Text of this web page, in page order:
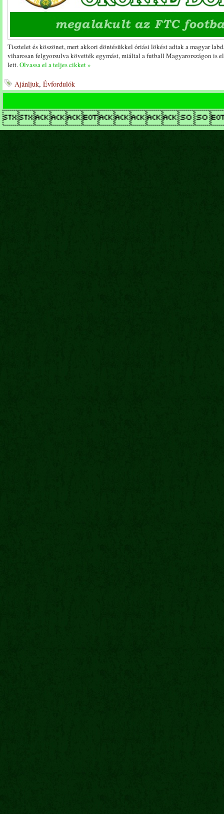
Tisztelet és köszönet, mert akkori döntésükkel óriási lökést adtak a magyar
viharosan felgyorsulva követték egymást, miáltal a futball Magyarországon is
lett.Olvassa el a teljes cikket »
Ajánljuk, Évfordulók